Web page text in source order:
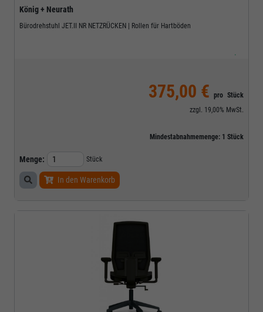
König + Neurath
Bürodrehstuhl JET.II NR NETZRÜCKEN | Rollen für Hartböden
.
375,00 € pro Stück
zzgl. 19,00% MwSt.
Mindestabnahmemenge: 1 Stück
Menge: Stück
In den Warenkorb